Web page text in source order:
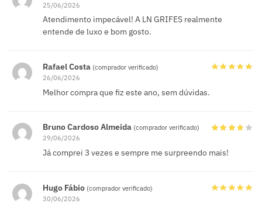
25/06/2026
Atendimento impecável! A LN GRIFES realmente
entende de luxo e bom gosto.
Rafael Costa (comprador verificado)
26/06/2026
Melhor compra que fiz este ano, sem dúvidas.
Bruno Cardoso Almeida (comprador verificado)
29/06/2026
Já comprei 3 vezes e sempre me surpreendo mais!
Hugo Fábio (comprador verificado)
30/06/2026